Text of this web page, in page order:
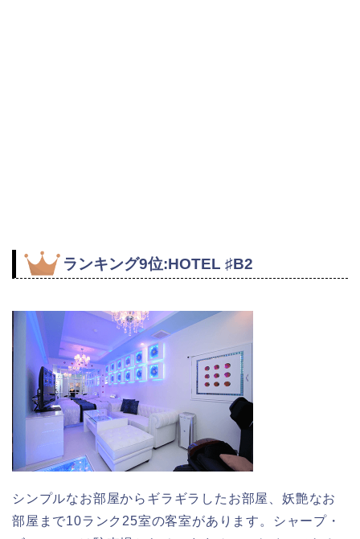
ランキング9位:HOTEL ♯B2
シンプルなお部屋からギラギラしたお部屋、妖艶なお
部屋まで10ランク25室の客室があります。シャープ・